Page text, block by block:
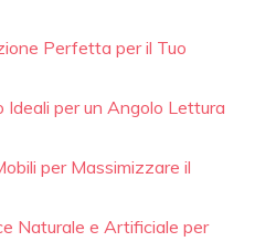
Perfetta per il Tuo
Ideali per un Angolo Lettura
per Massimizzare il
Naturale e Artificiale per